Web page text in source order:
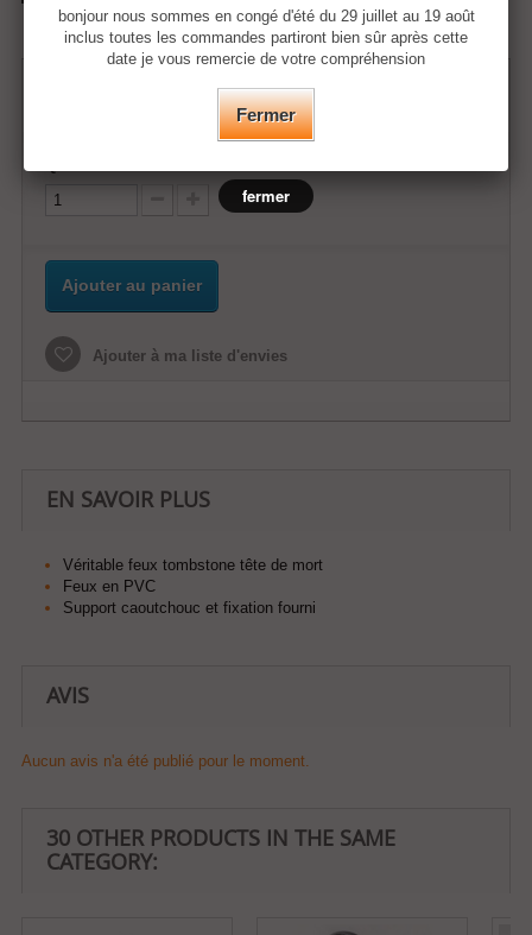
Ajouter au panier
Ajouter à ma liste d'envies
EN SAVOIR PLUS
Véritable feux tombstone tête de mort
Feux en PVC
Support caoutchouc et fixation fourni
AVIS
Aucun avis n'a été publié pour le moment.
30 OTHER PRODUCTS IN THE SAME
CATEGORY:
bonjour nous sommes en congé d'été du 29 juillet au 19 août
inclus toutes les commandes partiront bien sûr après cette
date je vous remercie de votre compréhension
Fermer
fermer